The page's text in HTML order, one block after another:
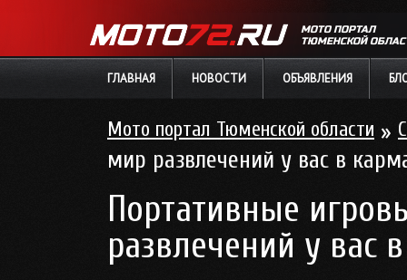
МОТО ПОРТАЛ
ТЮМЕНСКОЙ
ГЛАВНАЯ НОВОСТИ ОБЪЯВЛЕНИЯ
Мото портал Тюменской области »
мир развлечений у вас в
Портативные
развлечений у вас